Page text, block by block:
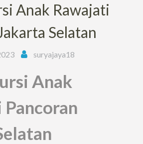
Anak Rawajati
Selatan
suryajaya18
Anak